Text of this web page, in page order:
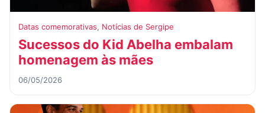
Datas comemorativas, Notícias de Sergipe
Sucessos do Kid Abelha embalam
homenagem às mães
06/05/2026